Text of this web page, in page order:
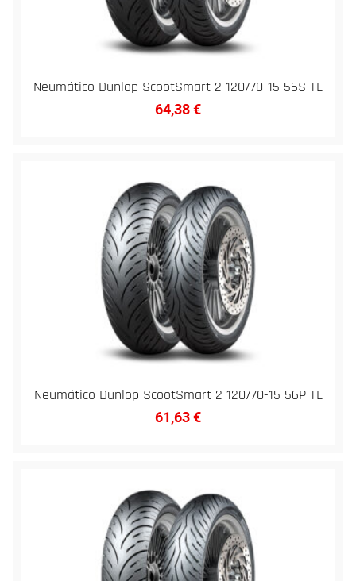
Neumático Dunlop ScootSmart 2 120/70-15 56S TL
64,38€
Neumático Dunlop ScootSmart 2 120/70-15 56P TL
61,63€